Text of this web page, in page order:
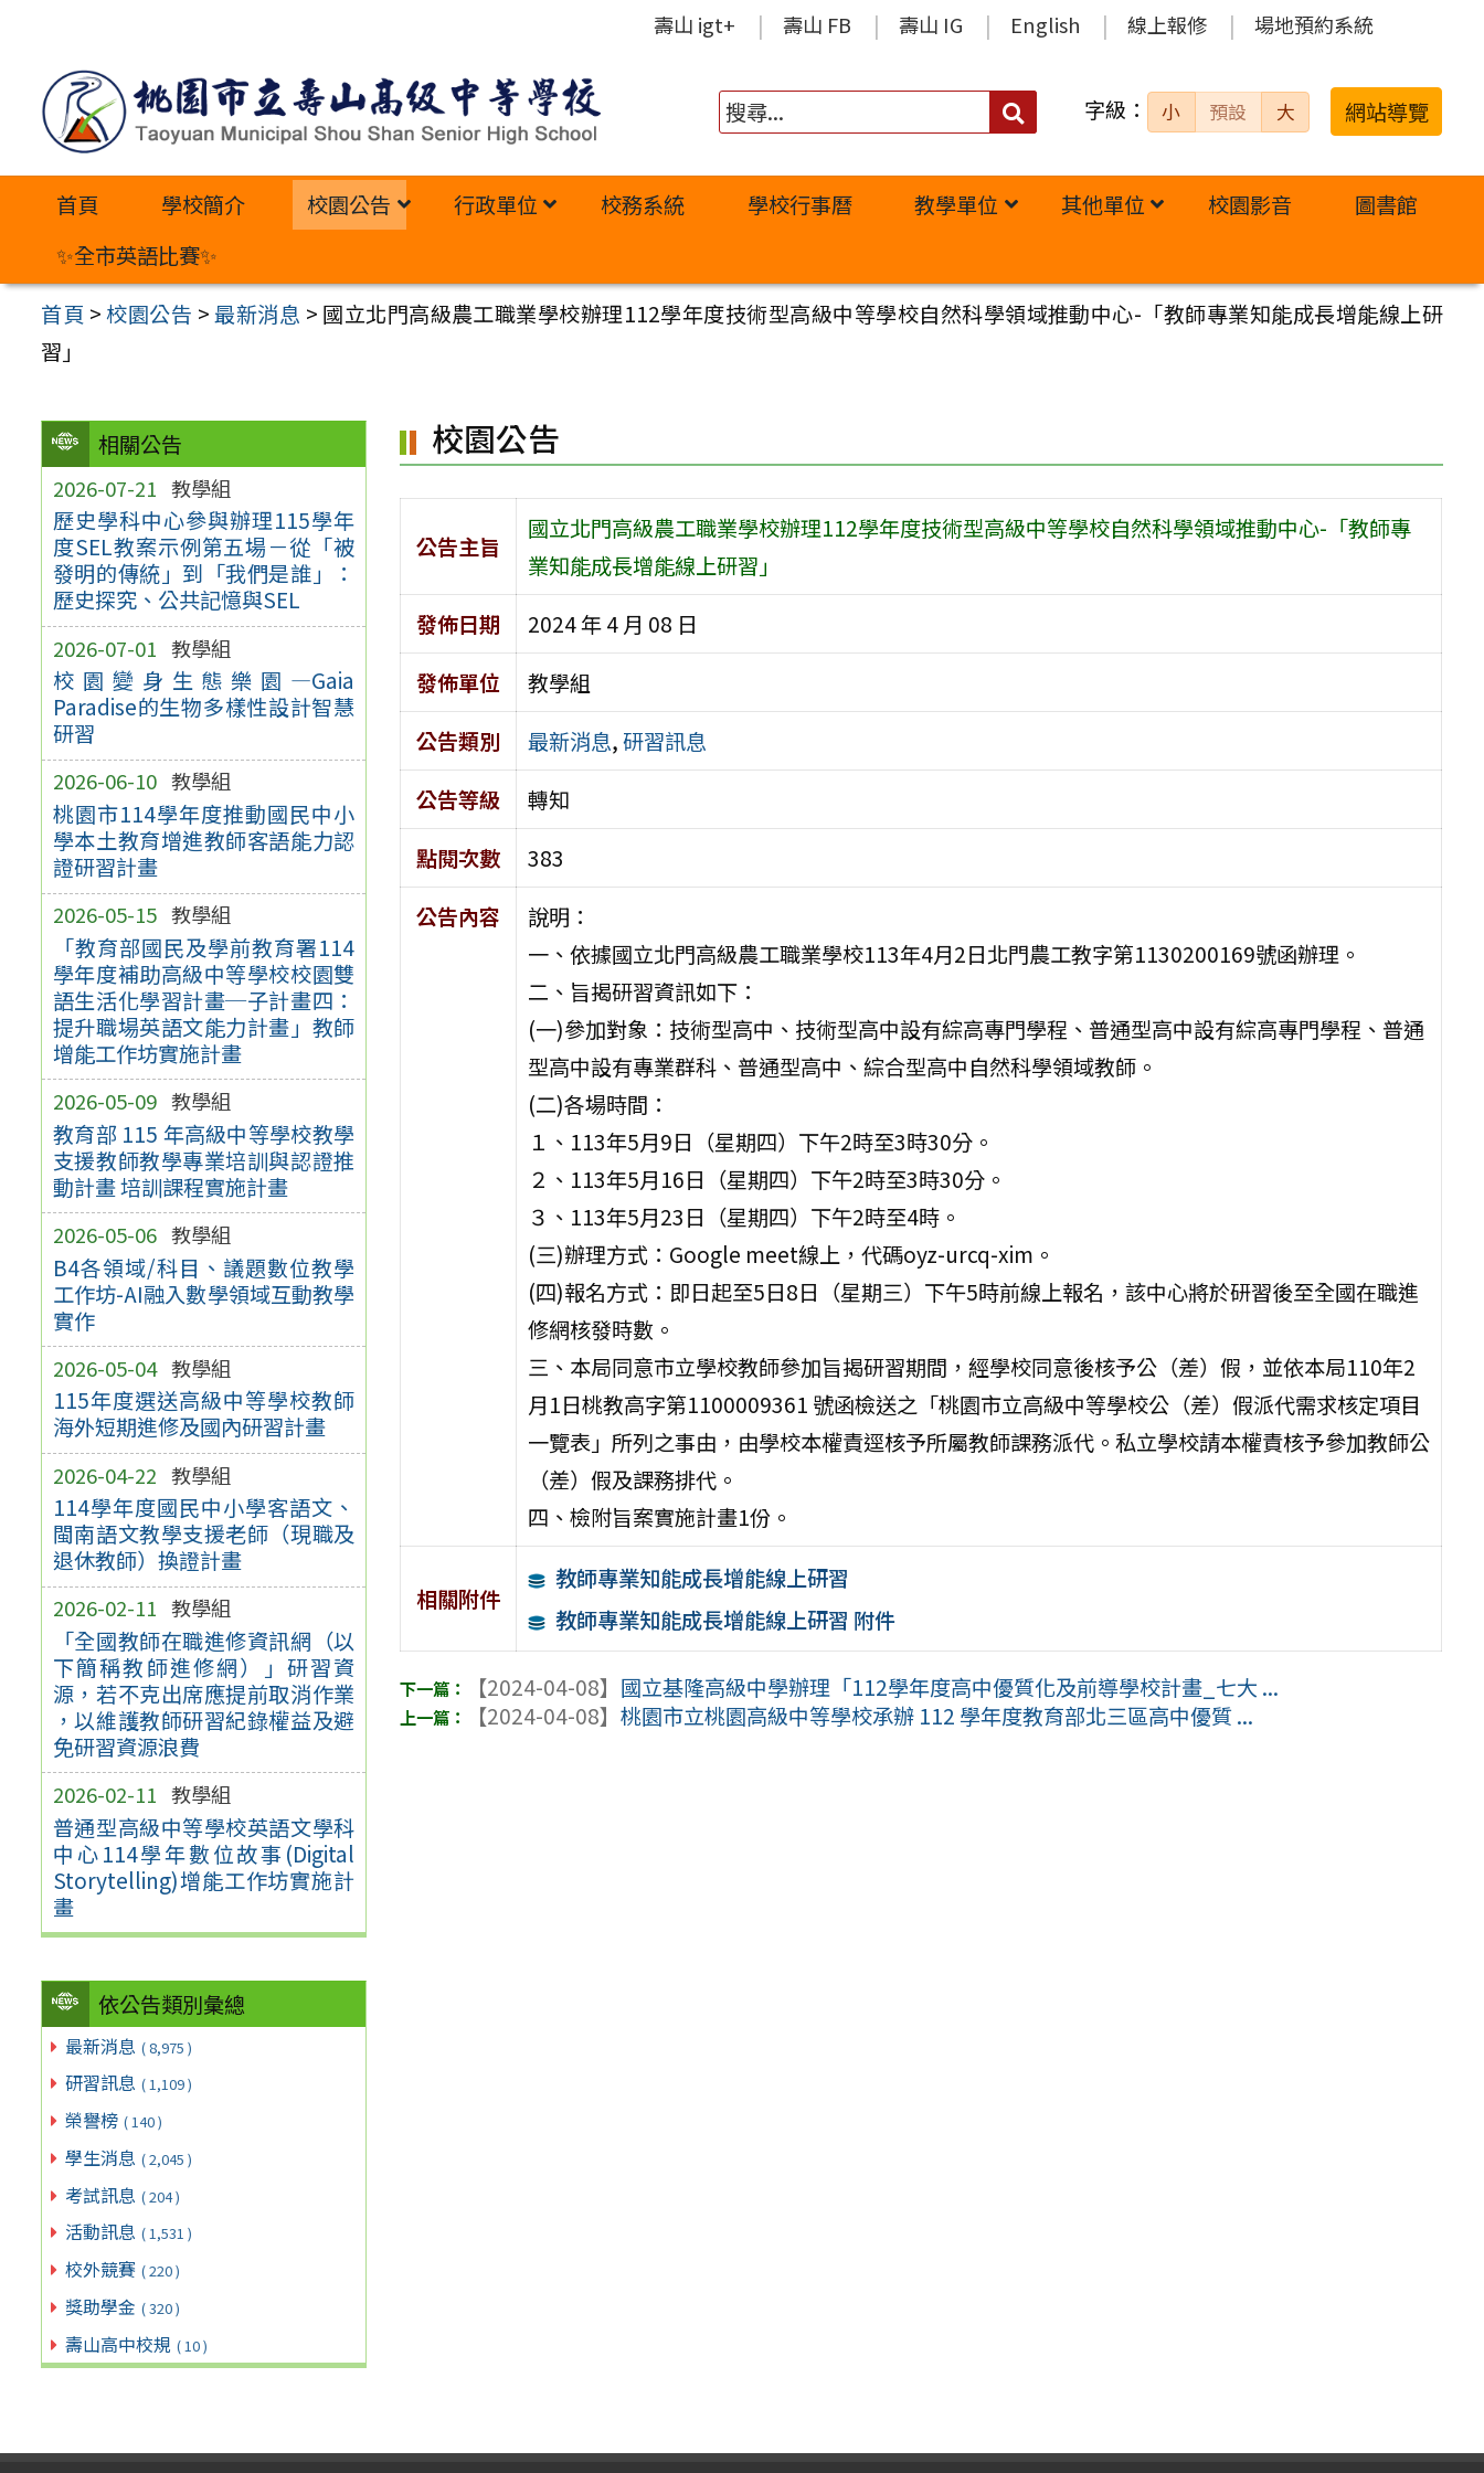
內
壽山 igt+ 壽山 FB 壽山 IG English 線上報修 場地預約系統
搜
字級： 小 預設 大 網站導覽
首頁 學校簡介 校園公告 行政單位 校務系統 學校行事曆 教學單位 其他單位 校園影音
圖書館
✨全市英語比賽✨
首頁 >校園公告 >最新消息 > 國立北門高級農工職業學校辦理112學年度技術型高級中等學校自然科學領域推動中心-「教師專業知能成長增能線上研
習」
相關公告
2026-07-21 教學組
歷史學科中心參與辦理115學年
度SEL教案示例第五場－從「被
發明的傳統」到「我們是誰」：
歷史探究、公共記憶與SEL
2026-07-01 教學組
校園變身生態樂園—Gaia
Paradise的生物多樣性設計智慧
研習
2026-06-10 教學組
桃園市114學年度推動國民中小
學本土教育增進教師客語能力認
證研習計畫
2026-05-15 教學組
「教育部國民及學前教育署114
學年度補助高級中等學校校園雙
語生活化學習計畫─子計畫四：
提升職場英語文能力計畫」教師
增能工作坊實施計畫
2026-05-09 教學組
教育部 115 年高級中等學校教學
支援教師教學專業培訓與認證推
動計畫 培訓課程實施計畫
2026-05-06 教學組
B4各領域/科目、議題數位教學
工作坊-AI融入數學領域互動教學
實作
2026-05-04 教學組
115年度選送高級中等學校教師
海外短期進修及國內研習計畫
2026-04-22 教學組
114學年度國民中小學客語文、
閩南語文教學支援老師（現職及
退休教師）換證計畫
2026-02-11 教學組
「全國教師在職進修資訊網（以
下簡稱教師進修網）」研習資
源，若不克出席應提前取消作業
，以維護教師研習紀錄權益及避
免研習資源浪費
2026-02-11 教學組
普通型高級中等學校英語文學科
中心114學年數位故事(Digital
Storytelling)增能工作坊實施計
畫
依公告類別彙總
最新消息 ( 8,975 )
研習訊息 ( 1,109 )
榮譽榜 ( 140 )
學生消息 ( 2,045 )
考試訊息 ( 204 )
活動訊息 ( 1,531 )
校外競賽 ( 220 )
獎助學金 ( 320 )
壽山高中校規 ( 10 )
校園公告
公告主旨
國立北門高級農工職業學校辦理112學年度技術型高級中等學校自然科學領域推動中心-「教師專
業知能成長增能線上研習」
發佈日期
2024 年 4 月 08 日
發佈單位
教學組
公告類別
最新消息,研習訊息
公告等級
轉知
點閱次數
383
公告內容
說明：
一、依據國立北門高級農工職業學校113年4月2日北門農工教字第1130200169號函辦理。
二、旨揭研習資訊如下：
(一)參加對象：技術型高中、技術型高中設有綜高專門學程、普通型高中設有綜高專門學程、普通
型高中設有專業群科、普通型高中、綜合型高中自然科學領域教師。
(二)各場時間：
１、113年5月9日（星期四）下午2時至3時30分。
２、113年5月16日（星期四）下午2時至3時30分。
３、113年5月23日（星期四）下午2時至4時。
(三)辦理方式：Google meet線上，代碼oyz-urcq-xim。
(四)報名方式：即日起至5日8日（星期三）下午5時前線上報名，該中心將於研習後至全國在職進
修網核發時數。
三、本局同意市立學校教師參加旨揭研習期間，經學校同意後核予公（差）假，並依本局110年2
月1日桃教高字第1100009361 號函檢送之「桃園市立高級中等學校公（差）假派代需求核定項目
一覽表」所列之事由，由學校本權責逕核予所屬教師課務派代。私立學校請本權責核予參加教師公
（差）假及課務排代。
四、檢附旨案實施計畫1份。
相關附件
教師專業知能成長增能線上研習
教師專業知能成長增能線上研習 附件
【2024-04-08】 國立基隆高級中學辦理「112學年度高中優質化及前導學校計畫_七大 ...
【2024-04-08】桃園市立桃園高級中等學校承辦 112 學年度教育部北三區高中優質 ...